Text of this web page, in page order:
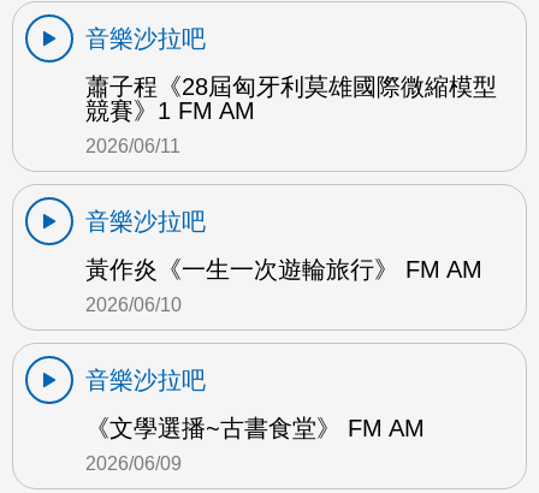
音樂沙拉吧
蕭子程《28屆匈牙利莫雄國際微縮模型
競賽》1 FM AM
2026/06/11
音樂沙拉吧
黃作炎《一生一次遊輪旅行》 FM AM
2026/06/10
音樂沙拉吧
《文學選播~古書食堂》 FM AM
2026/06/09